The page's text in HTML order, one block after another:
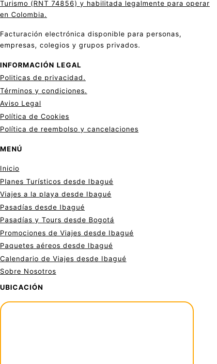
Turismo (RNT 74856) y habilitada legalmente para operar
en Colombia.
Facturación electrónica disponible para personas,
empresas, colegios y grupos privados.
INFORMACIÓN LEGAL
Politicas de privacidad.
Términos y condiciones.
Aviso Legal
Política de Cookies
Política de reembolso y cancelaciones
MENÚ
Inicio
Planes Turísticos desde Ibagué
Viajes a la playa desde Ibagué
Pasadías desde Ibagué
Pasadías y Tours desde Bogotá
Promociones de Viajes desde Ibagué
Paquetes aéreos desde Ibagué
Calendario de Viajes desde Ibagué
Sobre Nosotros
UBICACIÓN